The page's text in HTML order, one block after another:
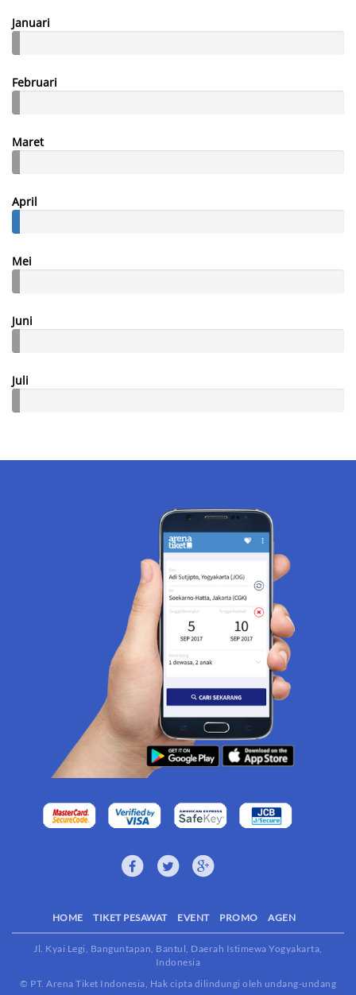
Januari
Februari
Maret
April
Mei
Juni
Juli
HOME TIKET PESAWAT EVENT PROMO AGEN
Jl. Kyai Legi, Banguntapan, Bantul, Daerah Istimewa Yogyakarta,
Indonesia
© PT. Arena Tiket Indonesia, Hak cipta dilindungi oleh undang-undang